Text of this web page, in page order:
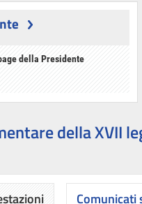
della Presidente
della XVII
Comunicati